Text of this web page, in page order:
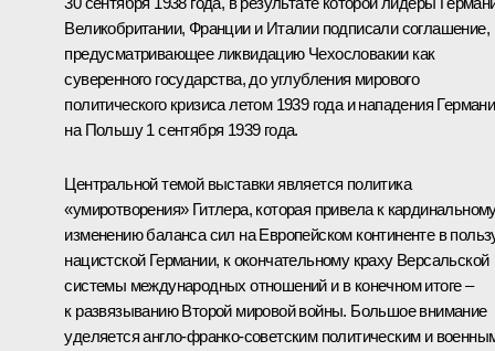
Великобритании, Франции и Италии подписали соглашение,
предусматривающее ликвидацию Чехословакии как
суверенного государства, до углубления мирового
политического кризиса летом 1939 года и нападения
на Польшу 1 сентября 1939 года.
Центральной темой выставки является политика
«умиротворения» Гитлера, которая привела к
изменению баланса сил на Европейском континенте в
нацистской Германии, к окончательному краху Версальской
системы международных отношений и в конечном итоге –
к развязыванию Второй мировой войны. Большое внимание
уделяется англо-франко-советским политическим и